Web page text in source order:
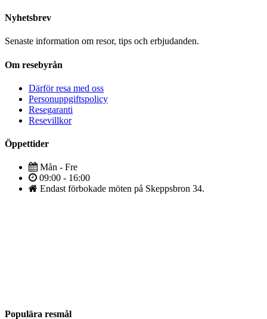
Nyhetsbrev
Senaste information om resor, tips och erbjudanden.
Om resebyrån
Därför resa med oss
Personuppgiftspolicy
Resegaranti
Resevillkor
Öppettider
Mån - Fre
09:00 - 16:00
Endast förbokade möten på Skeppsbron 34.
Populära resmål